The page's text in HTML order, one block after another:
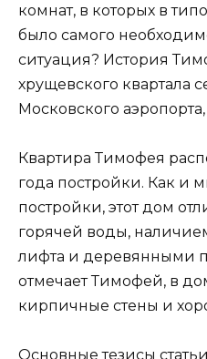
комнат, в которых в
было самого
ситуация? История
хрущевского квартала
Московского
Квартира Тимофея
года постройки. Как и
постройки, этот дом
горячей воды, наличием
лифта и деревянными
отмечает Тимофей, в
кирпичные стены и
Основные тезисы